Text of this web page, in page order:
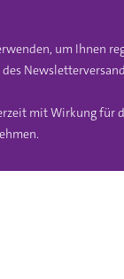
um Ihnen
mit Wirkung